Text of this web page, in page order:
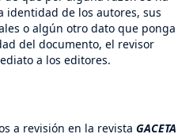
identidad de los autores, sus
o algún otro dato que ponga
del documento, el revisor
a los editores.
a revisión en la revista GACETA